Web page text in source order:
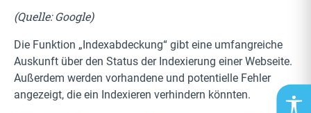
(Quelle: Google)
Die Funktion „Indexabdeckung“ gibt eine umfangreiche
Auskunft über den Status der Indexierung einer Webseite.
Außerdem werden vorhandene und potentielle Fehler
angezeigt, die ein Indexieren verhindern könnten.